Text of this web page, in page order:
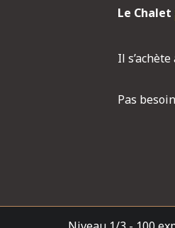
Le Chalet
Il
Pas